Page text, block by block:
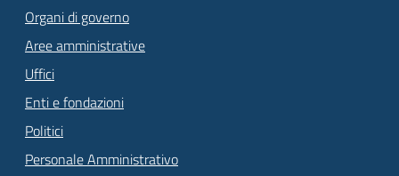
Organi di governo
Aree amministrative
Uffici
Enti e fondazioni
Politici
Personale Amministrativo